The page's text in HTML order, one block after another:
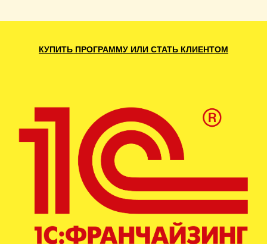
КУПИТЬ ПРОГРАММУ ИЛИ СТАТЬ КЛИЕНТОМ